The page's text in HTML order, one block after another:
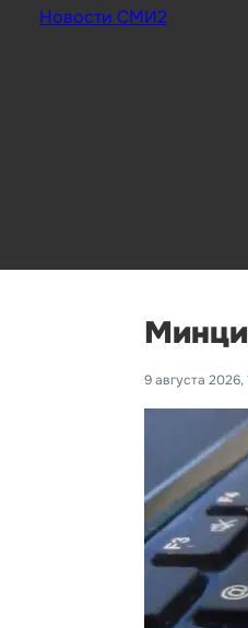
Новости СМИ2
9 августа 2026,